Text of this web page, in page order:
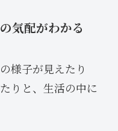
気配がわかる
様子が見えたり
りと、生活の中に